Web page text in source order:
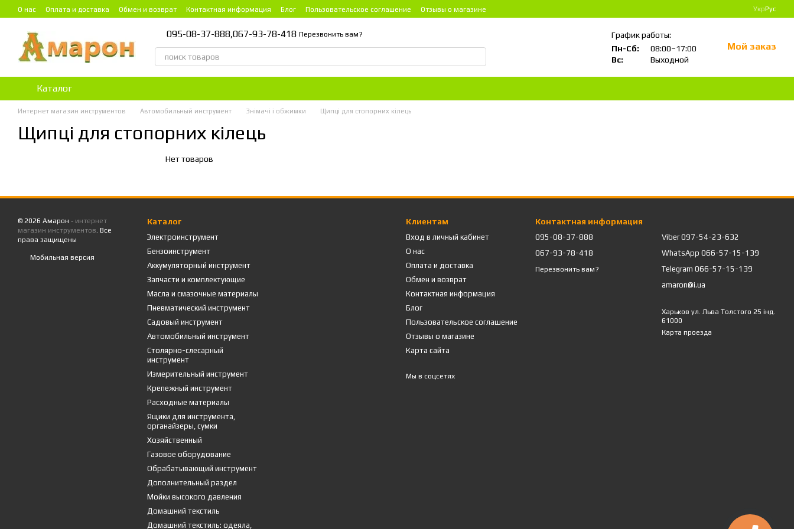
Перейти к основному контенту
О нас Оплата и доставка Обмен и возврат Контактная информация Блог Пользовательское соглашение Отзывы о магазине УкрРус
095-08-37-888,067-93-78-418 Перезвонить вам?
График работы:
Пн-Сб:
08:00–17:00
Вс:
Выходной
Мой заказ
Каталог
Интернет магазин инструментов Автомобильный инструмент Знімачі і обжимки Щипці для стопорних кілець
Щипці для стопорних кілець
Нет товаров
© 2026 Амарон - интернет
магазин инструментов. Все
права защищены
Мобильная версия
Каталог
Электроинструмент
Бензоинструмент
Аккумуляторный инструмент
Запчасти и комплектующие
Масла и смазочные материалы
Пневматический инструмент
Садовый инструмент
Автомобильный инструмент
Столярно-слесарный
инструмент
Измерительный инструмент
Крепежный инструмент
Расходные материалы
Ящики для инструмента,
органайзеры, сумки
Хозяйственный
Газовое оборудование
Обрабатывающий инструмент
Дополнительный раздел
Мойки высокого давления
Домашний текстиль
Домашний текстиль: одеяла,
Клиентам
Вход в личный кабинет
О нас
Оплата и доставка
Обмен и возврат
Контактная информация
Блог
Пользовательское соглашение
Отзывы о магазине
Карта сайта
Мы в соцсетях
Контактная информация
095-08-37-888
067-93-78-418
Перезвонить вам?
Viber 097-54-23-632
WhatsApp 066-57-15-139
Telegram 066-57-15-139
amaron@i.ua
Харьков ул. Льва Толстого 25 інд.
61000
Карта проезда